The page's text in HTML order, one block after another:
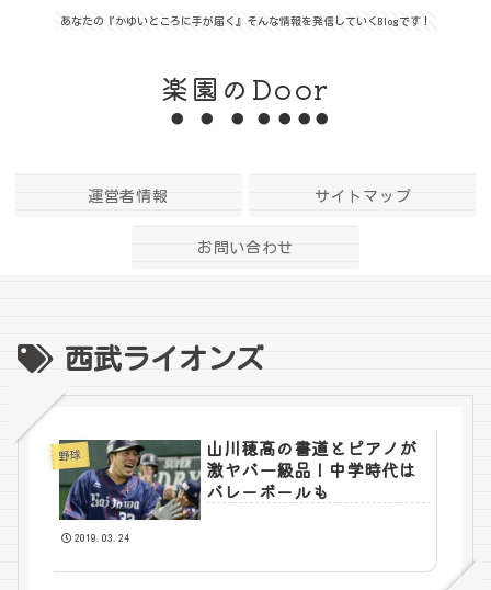
あなたの『かゆいところに手が届く』そんな情報を発信していくBlogです！
楽園のDoor
運営者情報 サイトマップ
お問い合わせ
西武ライオンズ
野球
山川穂高の書道とピアノが
激ヤバ一級品！中学時代は
バレーボールも
2019.03.24